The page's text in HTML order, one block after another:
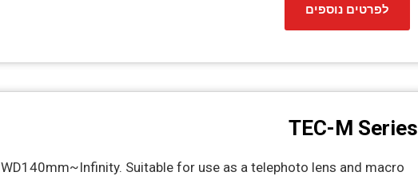
לפרטים נוספים
TEC-M Series
WD140mm~Infinity. Suitable for use as a telephoto lens and macro